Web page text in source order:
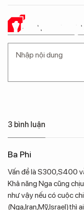
Ý KIẾN CỦA
3 bình luận
Ba Phi
Vấn đề là S300,S400
Khả năng Nga cũng
như vậy nếu có cuộc
(Nga,Iran,Mỹ,Israel)thì